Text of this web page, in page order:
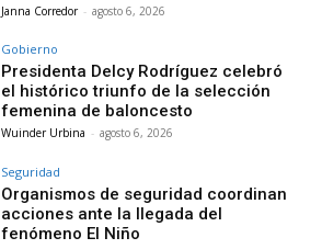
Janna Corredor - agosto 6, 2026
Gobierno
Presidenta Delcy Rodríguez celebró
el histórico triunfo de la selección
femenina de baloncesto
Wuinder Urbina - agosto 6, 2026
Seguridad
Organismos de seguridad coordinan
acciones ante la llegada del
fenómeno El Niño